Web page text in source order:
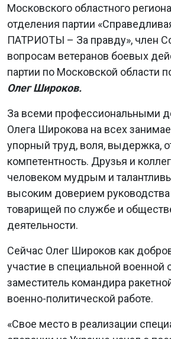
Московского областного
отделения партии
ПАТРИОТЫ – За правду», член
вопросам ветеранов боевых
партии по Московской области
Олег Широков.
За всеми профессиональными
Олега Широкова на всех
упорный труд, воля, выдержка,
компетентность. Друзья и
человеком мудрым и
высоким доверием
товарищей по службе и
деятельности.
Сейчас Олег Широков как
участие в специальной военной
заместитель командира
военно-политической работе.
«Свое место в реализации